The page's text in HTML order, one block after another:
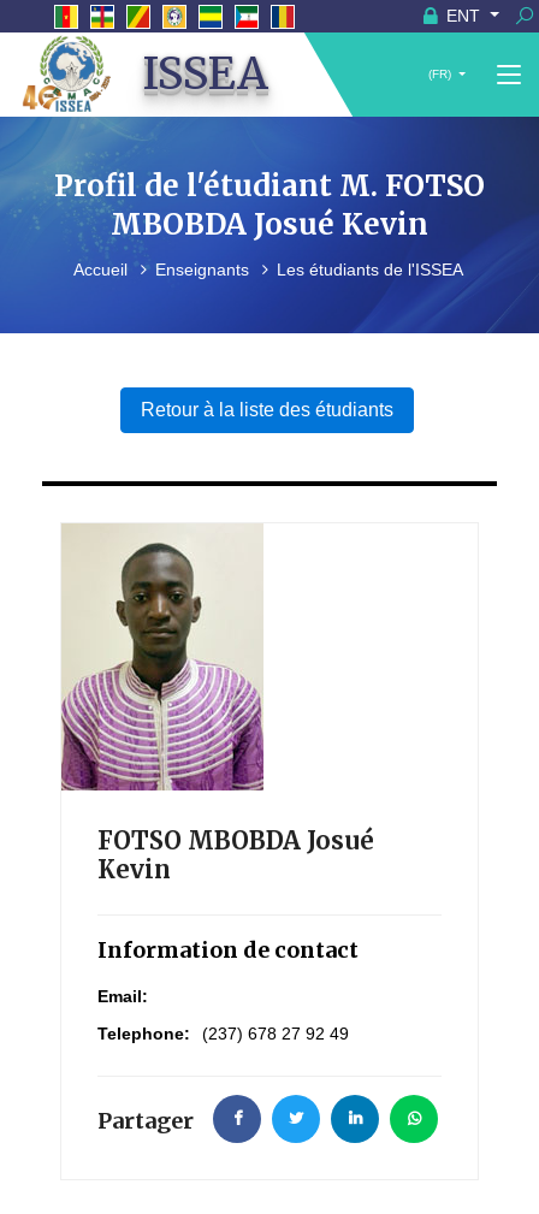
ENT
ISSEA (FR)
Profil de l'étudiant M. FOTSO
MBOBDA Josué Kevin
Accueil Enseignants Les étudiants de l'ISSEA
Retour à la liste des étudiants
FOTSO MBOBDA Josué
Kevin
Information de contact
Email:
Telephone:
(237) 678 27 92 49
Partager